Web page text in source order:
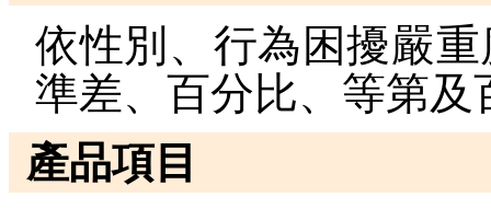
依性別、行為困擾嚴
準差、百分比、等第
產品項目